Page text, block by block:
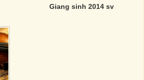
Giang sinh 2014 sv